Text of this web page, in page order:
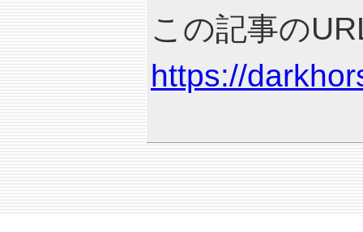
この記事の
https://